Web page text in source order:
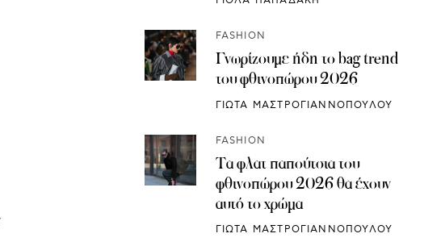
FASHION
Γνωρίζουμε ήδη το bag trend
του φθινοπώρου 2026
ΓΙΩΤΑ ΜΑΣΤΡΟΓΙΑΝΝΟΠΟΥΛΟΥ
FASHION
Τα φλατ παπούτσια του
φθινοπώρου 2026 θα έχουν
αυτό το χρώμα
ΓΙΩΤΑ ΜΑΣΤΡΟΓΙΑΝΝΟΠΟΥΛΟΥ